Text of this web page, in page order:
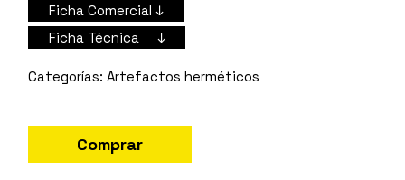
Ficha Comercial ↓
Ficha Técnica ↓
Artefactos herméticos
Comprar